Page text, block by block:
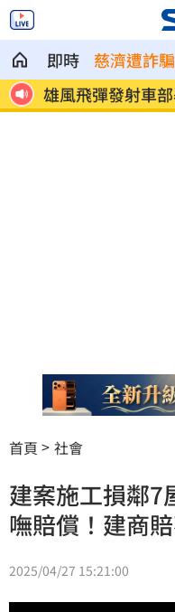
即時 慈濟遭詐騙
作
研究：辛奇風靡
減
首頁 社會
建案施工損鄰
嘸賠償！建商
2025/04/27 15:21:00